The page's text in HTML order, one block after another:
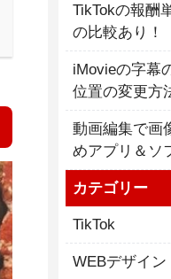
TikTokの報酬
の比較あり！
iMovieの字幕
位置の変更方
動画編集で画
めアプリ＆ソ
カテゴリー
TikTok
WEBデザイン